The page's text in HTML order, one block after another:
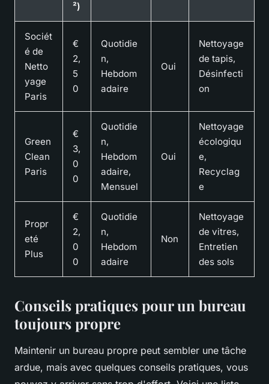
²)
Sociét
é de
Netto
yage
Paris
€
2,
5
0
Quotidie
n,
Hebdom
adaire
Oui
Nettoyage
de tapis,
Désinfecti
on
Green
Clean
Paris
€
3,
0
0
Quotidie
n,
Hebdom
adaire,
Mensuel
Oui
Nettoyage
écologiqu
e,
Recyclag
e
Propr
eté
Plus
€
2,
0
0
Quotidie
n,
Hebdom
adaire
Non
Nettoyage
de vitres,
Entretien
des sols
Conseils pratiques pour un bureau
toujours propre
Maintenir un bureau propre peut sembler une tâche
ardue, mais avec quelques conseils pratiques, vous